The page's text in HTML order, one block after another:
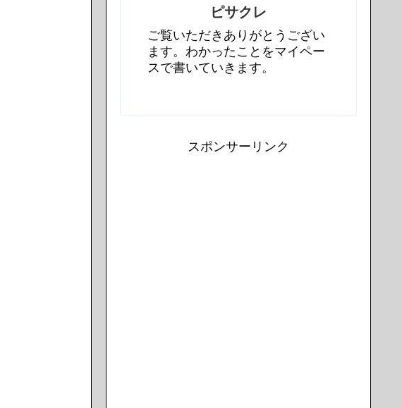
ピサクレ
ご覧いただきありがとうござい
ます。わかったことをマイペー
スで書いていきます。
スポンサーリンク